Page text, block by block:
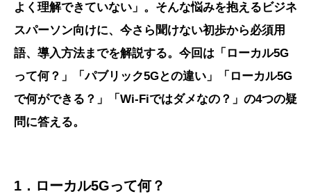
よく理解できていない」。そんな悩みを抱えるビジネ
スパーソン向けに、今さら聞けない初歩から必須用
語、導入方法までを解説する。今回は「ローカル5G
って何？」「パブリック5Gとの違い」「ローカル5G
で何ができる？」「Wi-Fiではダメなの？」の4つの疑
問に答える。
1．ローカル5Gって何？